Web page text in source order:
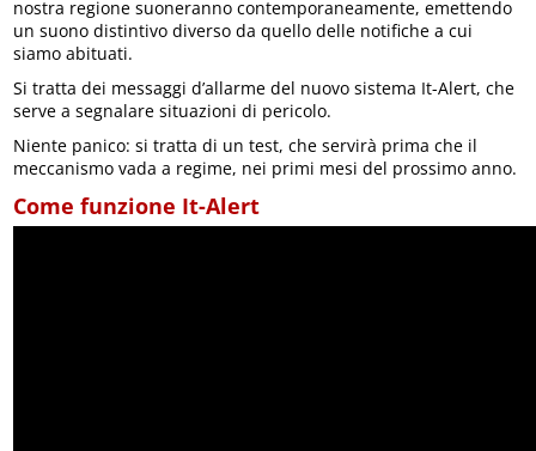
nostra regione suoneranno contemporaneamente, emettendo
un suono distintivo diverso da quello delle notifiche a cui
siamo abituati.
Si tratta dei messaggi d’allarme del nuovo sistema It-Alert, che
serve a segnalare situazioni di pericolo.
Niente panico: si tratta di un test, che servirà prima che il
meccanismo vada a regime, nei primi mesi del prossimo anno.
Come funzione It-Alert